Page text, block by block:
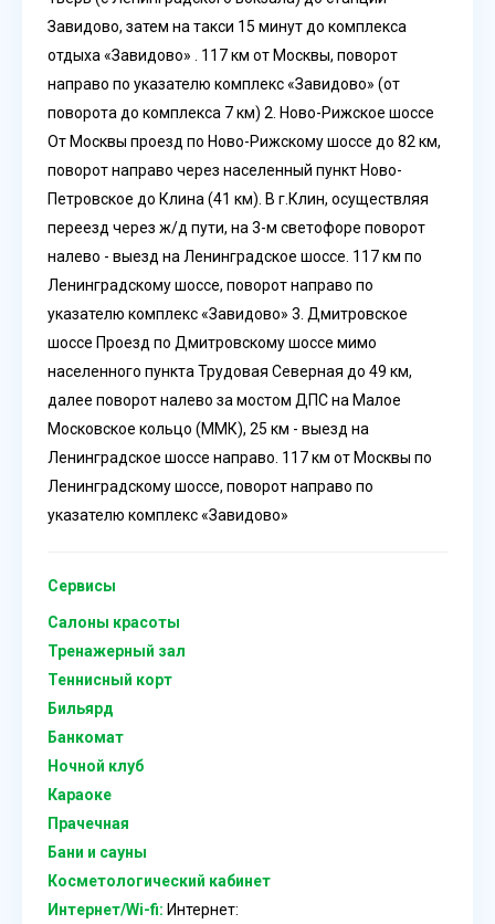
Завидово, затем на такси 15 минут до комплекса
отдыха «Завидово» . 117 км от Москвы, поворот
направо по указателю комплекс «Завидово» (от
поворота до комплекса 7 км) 2. Ново-Рижское шоссе
От Москвы проезд по Ново-Рижскому шоссе до 82 км,
поворот направо через населенный пункт Ново-
Петровское до Клина (41 км). В г.Клин, осуществляя
переезд через ж/д пути, на 3-м светофоре поворот
налево - выезд на Ленинградское шоссе. 117 км по
Ленинградскому шоссе, поворот направо по
указателю комплекс «Завидово» 3. Дмитровское
шоссе Проезд по Дмитровскому шоссе мимо
населенного пункта Трудовая Северная до 49 км,
далее поворот налево за мостом ДПС на Малое
Московское кольцо (ММК), 25 км - выезд на
Ленинградское шоссе направо. 117 км от Москвы по
Ленинградскому шоссе, поворот направо по
указателю комплекс «Завидово»
Сервисы
Салоны красоты
Тренажерный зал
Теннисный корт
Бильярд
Банкомат
Ночной клуб
Караоке
Прачечная
Бани и сауны
Косметологический кабинет
Интернет/Wi-fi: Интернет: